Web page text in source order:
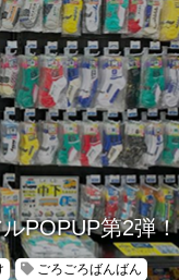
POPUP第2弾！
ごろごろばんばん